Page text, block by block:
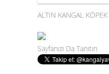
ALTIN KANGAL
Sayfanızı Da Tanıtın